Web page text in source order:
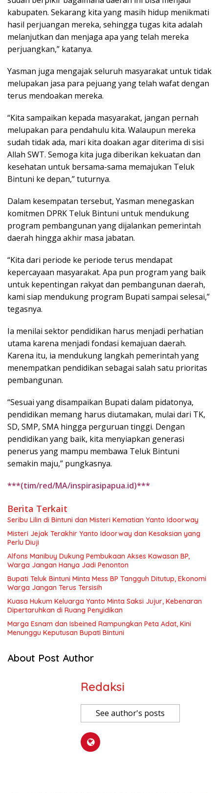
kabupaten. Sekarang kita yang masih hidup menikmati
hasil perjuangan mereka, sehingga tugas kita adalah
melanjutkan dan menjaga apa yang telah mereka
perjuangkan,” katanya.
Yasman juga mengajak seluruh masyarakat untuk tidak
melupakan jasa para pejuang yang telah wafat dengan
terus mendoakan mereka.
“Kita sampaikan kepada masyarakat, jangan pernah
melupakan para pendahulu kita. Walaupun mereka
sudah tidak ada, mari kita doakan agar diterima di sisi
Allah SWT. Semoga kita juga diberikan kekuatan dan
kesehatan untuk bersama-sama memajukan Teluk
Bintuni ke depan,” tuturnya.
Dalam kesempatan tersebut, Yasman menegaskan
komitmen DPRK Teluk Bintuni untuk mendukung
program pembangunan yang dijalankan pemerintah
daerah hingga akhir masa jabatan.
“Kita dari periode ke periode terus mendapat
kepercayaan masyarakat. Apa pun program yang baik
untuk kepentingan rakyat dan pembangunan daerah,
kami siap mendukung program Bupati sampai selesai,”
tegasnya.
Ia menilai sektor pendidikan harus menjadi perhatian
utama karena menjadi fondasi kemajuan daerah.
Karena itu, ia mendukung langkah pemerintah yang
menempatkan pendidikan sebagai salah satu prioritas
pembangunan.
“Sesuai yang disampaikan Bupati dalam pidatonya,
pendidikan memang harus diutamakan, mulai dari TK,
SD, SMP, SMA hingga perguruan tinggi. Dengan
pendidikan yang baik, kita menyiapkan generasi
penerus yang mampu membawa Teluk Bintuni
semakin maju,” pungkasnya.
***(tim/red/MA/inspirasipapua.id)***
Berita Terkait
Seribu Lilin di Bintuni dan Misteri Kematian Yanto Idoorway
Misteri Jejak Terakhir Yanto Idoorway dan Kesaksian yang
Perlu Diuji
Alfons Manibuy Dukung Pembukaan Akses Kawasan BP,
Warga Jangan Hanya Jadi Penonton
Bupati Teluk Bintuni Minta Mess BP Tangguh Ditutup, Ekonomi
Warga Jangan Terus Tersisih
Kuasa Hukum Keluarga Yanto Minta Saksi Jujur, Kebenaran
Dipertaruhkan di Ruang Penyidikan
Marga Esnam dan Isbeined Rampungkan Peta Adat, Kini
Menunggu Keputusan Bupati Bintuni
About Post Author
Redaksi
See author's posts